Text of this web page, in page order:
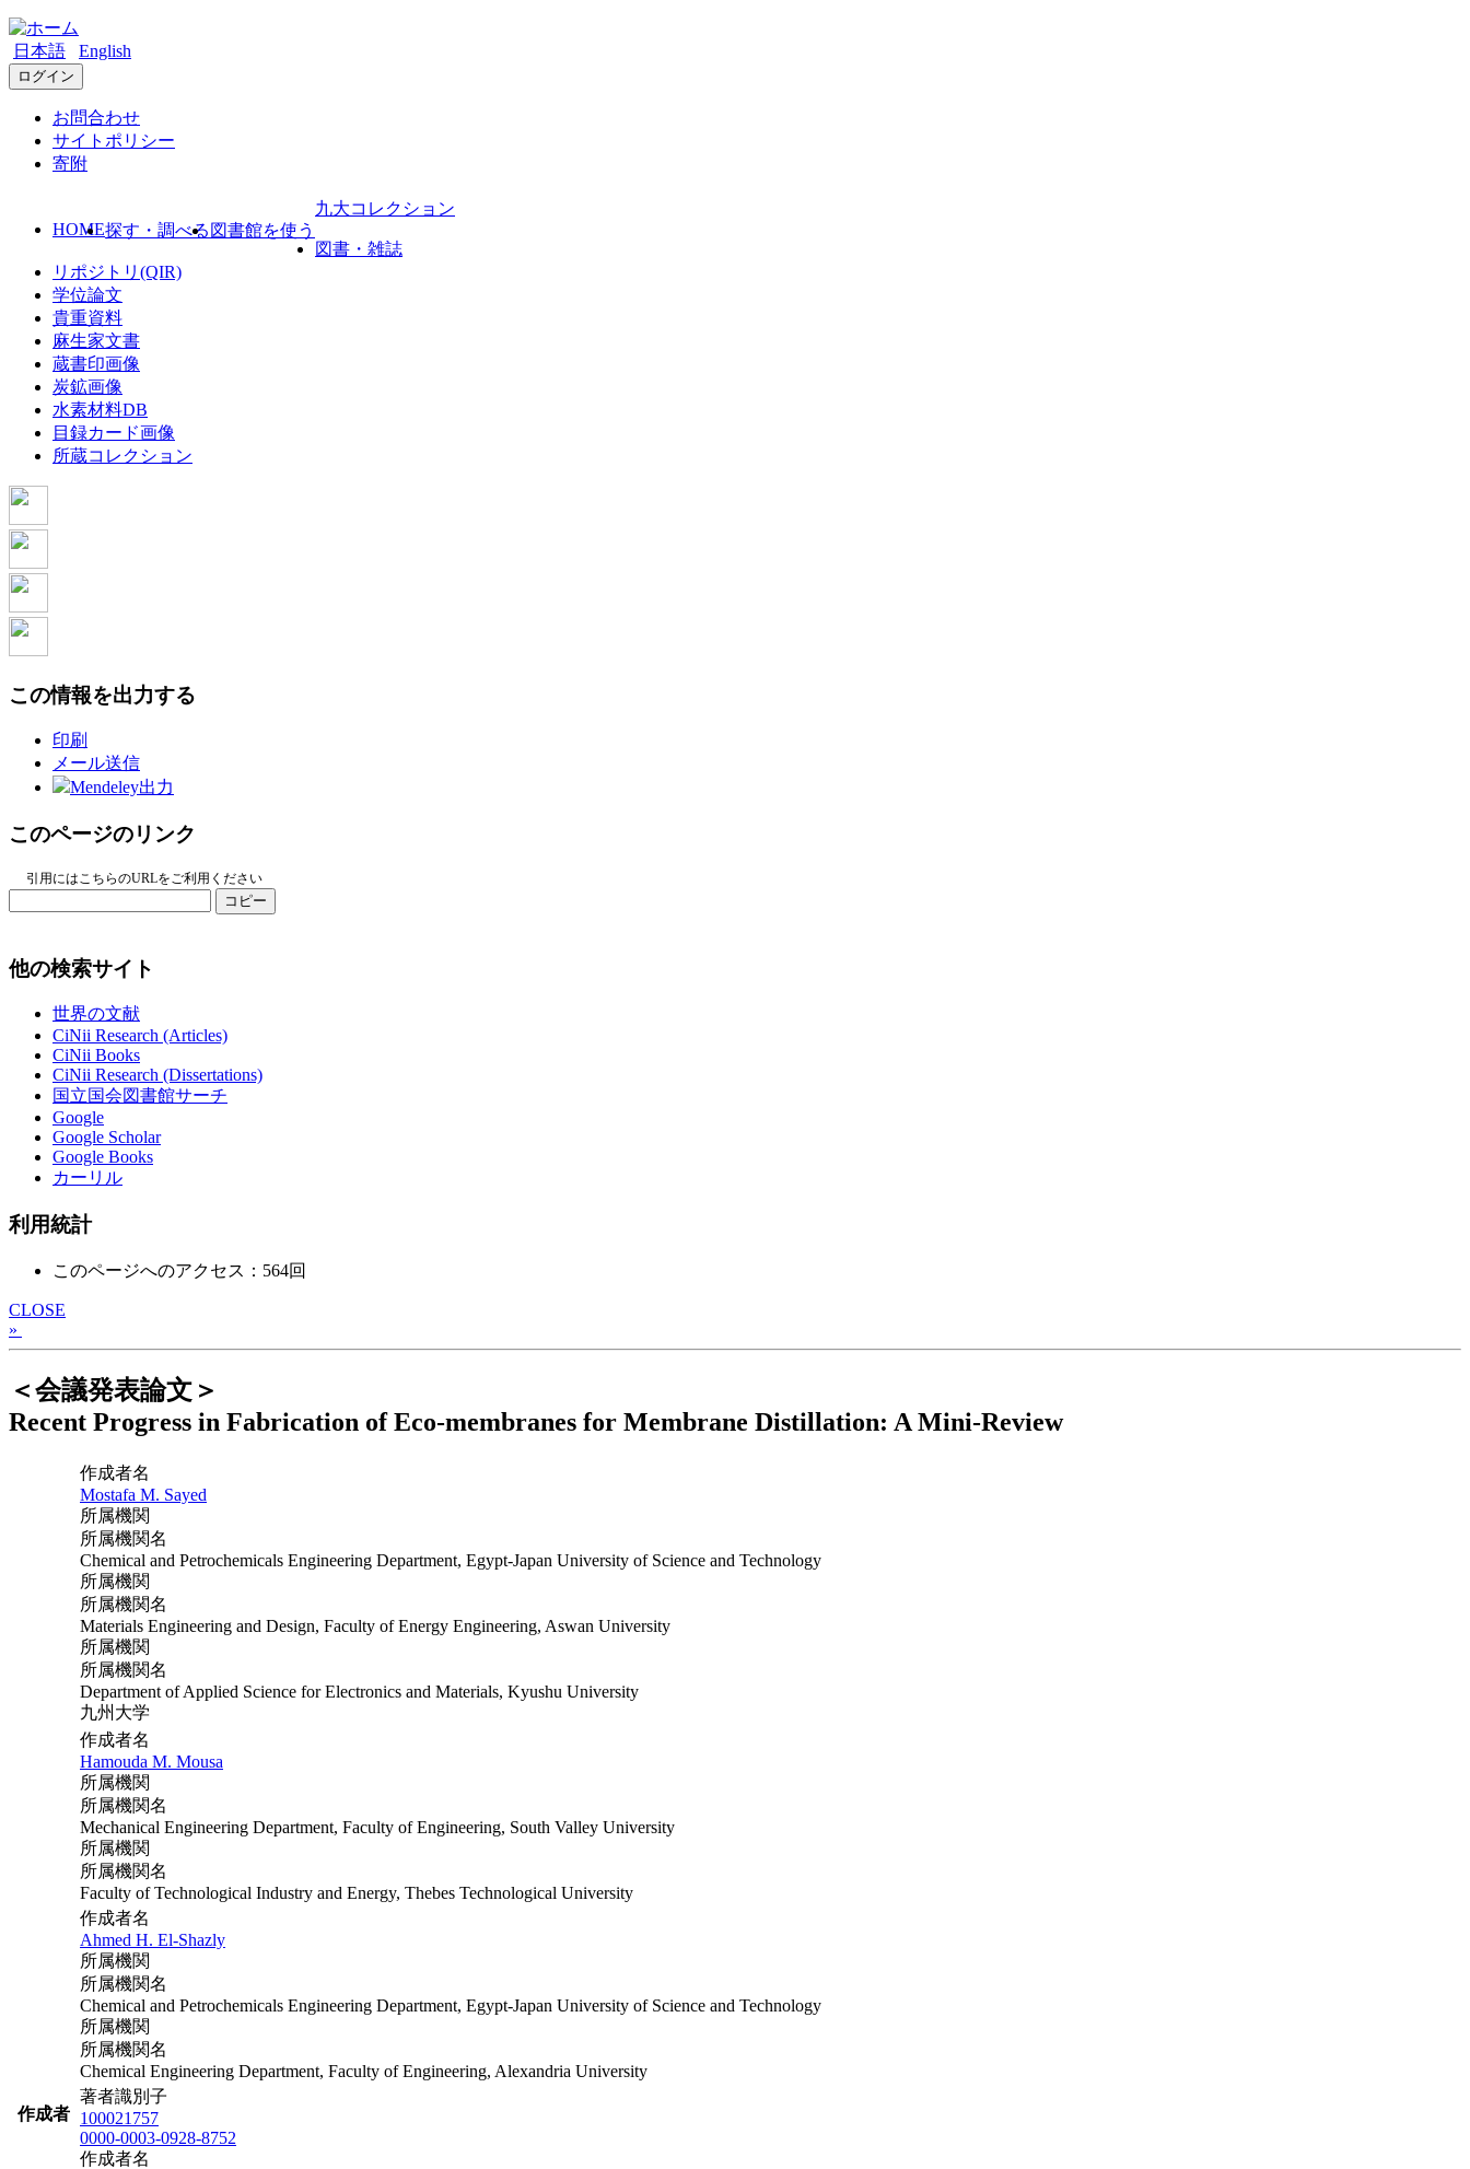
日本語 English
ログイン
お問合わせ
サイトポリシー
寄附
HOME探す・調べる 図書館を使う
九大コレクション
図書・雑誌
リポジトリ(QIR)
学位論文
貴重資料
麻生家文書
蔵書印画像
炭鉱画像
水素材料DB
目録カード画像
所蔵コレクション
この情報を出力する
印刷
メール送信
Mendeley出力
このページのリンク
引用にはこちらのURLをご利用ください
コピー
他の検索サイト
世界の文献
CiNii Research (Articles)
CiNii Books
CiNii Research (Dissertations)
国立国会図書館サーチ
Google
Google Scholar
Google Books
カーリル
利用統計
このページへのアクセス：564回
CLOSE
»
＜会議発表論文＞
Recent Progress in Fabrication of Eco-membranes for Membrane Distillation: A Mini-Review
作成者
作成者名
Mostafa M. Sayed
所属機関
所属機関名
Chemical and Petrochemicals Engineering Department, Egypt-Japan University of Science and Technology
所属機関
所属機関名
Materials Engineering and Design, Faculty of Energy Engineering, Aswan University
所属機関
所属機関名
Department of Applied Science for Electronics and Materials, Kyushu University
九州大学
作成者名
Hamouda M. Mousa
所属機関
所属機関名
Mechanical Engineering Department, Faculty of Engineering, South Valley University
所属機関
所属機関名
Faculty of Technological Industry and Energy, Thebes Technological University
作成者名
Ahmed H. El-Shazly
所属機関
所属機関名
Chemical and Petrochemicals Engineering Department, Egypt-Japan University of Science and Technology
所属機関
所属機関名
Chemical Engineering Department, Faculty of Engineering, Alexandria University
著者識別子
100021757
0000-0003-0928-8752
作成者名